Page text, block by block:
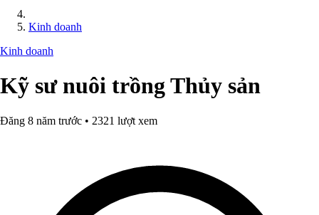
Kinh doanh
Kinh doanh
Kỹ sư nuôi trồng Thủy sản
Đăng 8 năm trước • 2321 lượt xem